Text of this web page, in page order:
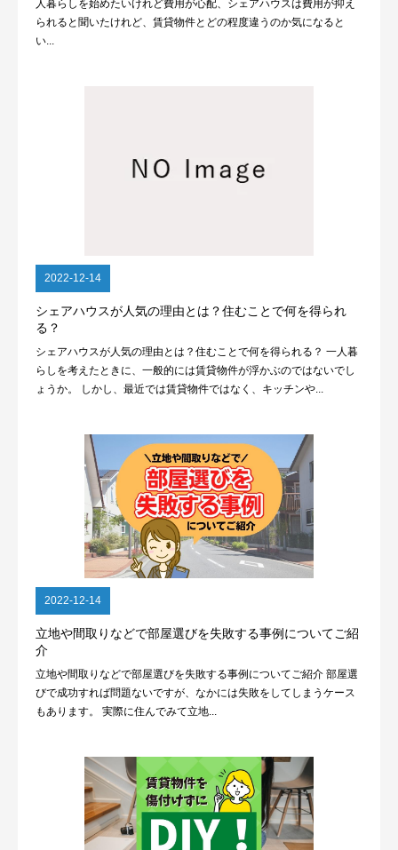
人暮らしを始めたいけれど費用が心配、シェアハウスは費用が抑え
られると聞いたけれど、賃貸物件とどの程度違うのか気になると
い...
2022-12-14
シェアハウスが人気の理由とは？住むことで何を得られ
る？
シェアハウスが人気の理由とは？住むことで何を得られる？ 一人暮
らしを考えたときに、一般的には賃貸物件が浮かぶのではないでし
ょうか。 しかし、最近では賃貸物件ではなく、キッチンや...
2022-12-14
立地や間取りなどで部屋選びを失敗する事例についてご紹
介
立地や間取りなどで部屋選びを失敗する事例についてご紹介 部屋選
びで成功すれば問題ないですが、なかには失敗をしてしまうケース
もあります。 実際に住んでみて立地...